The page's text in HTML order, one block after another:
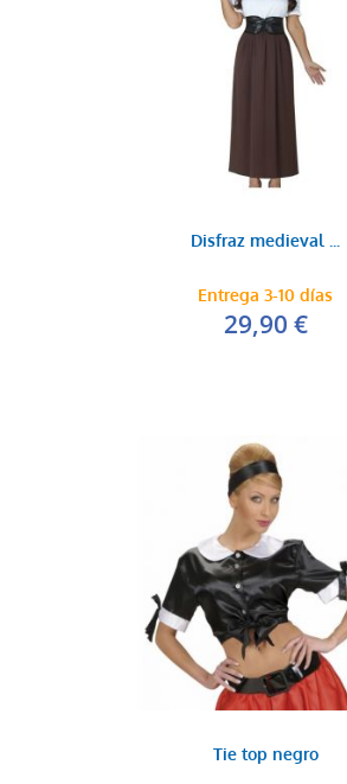
Disfraz medieval ...
Entrega 3-10 días
29,90 €
Tie top negro